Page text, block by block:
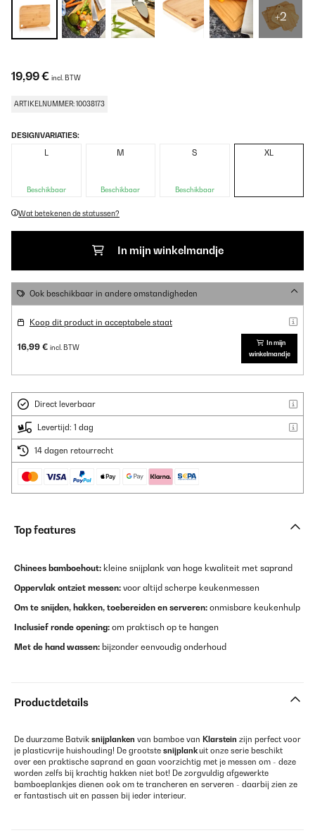
+2
19,99 € incl. BTW
ARTIKELNUMMER: 10038173
DESIGNVARIATIES:
L
Beschikbaar
M
Beschikbaar
S
Beschikbaar
XL
Wat betekenen de statussen?
In mijn winkelmandje
Ook beschikbaar in andere omstandigheden
Koop dit product in acceptabele staat
16,99 € incl. BTW
In mijn
winkelmandje
Direct leverbaar
Levertijd: 1 dag
14 dagen retourrecht
Top features
Chinees bamboehout: kleine snijplank van hoge kwaliteit met saprand
Oppervlak ontziet messen: voor altijd scherpe keukenmessen
Om te snijden, hakken, toebereiden en serveren: onmisbare keukenhulp
Inclusief ronde opening: om praktisch op te hangen
Met de hand wassen: bijzonder eenvoudig onderhoud
Productdetails
De duurzame Batvik snijplanken van bamboe van Klarstein zijn perfect voor
je plasticvrije huishouding! De grootste snijplankuit onze serie beschikt
over een praktische saprand en gaan voorzichtig met je messen om - deze
worden zelfs bij krachtig hakken niet bot! De zorgvuldig afgewerkte
bamboeplankjes dienen ook om te trancheren en serveren - daarbij zien ze
er fantastisch uit en passen bij ieder interieur.